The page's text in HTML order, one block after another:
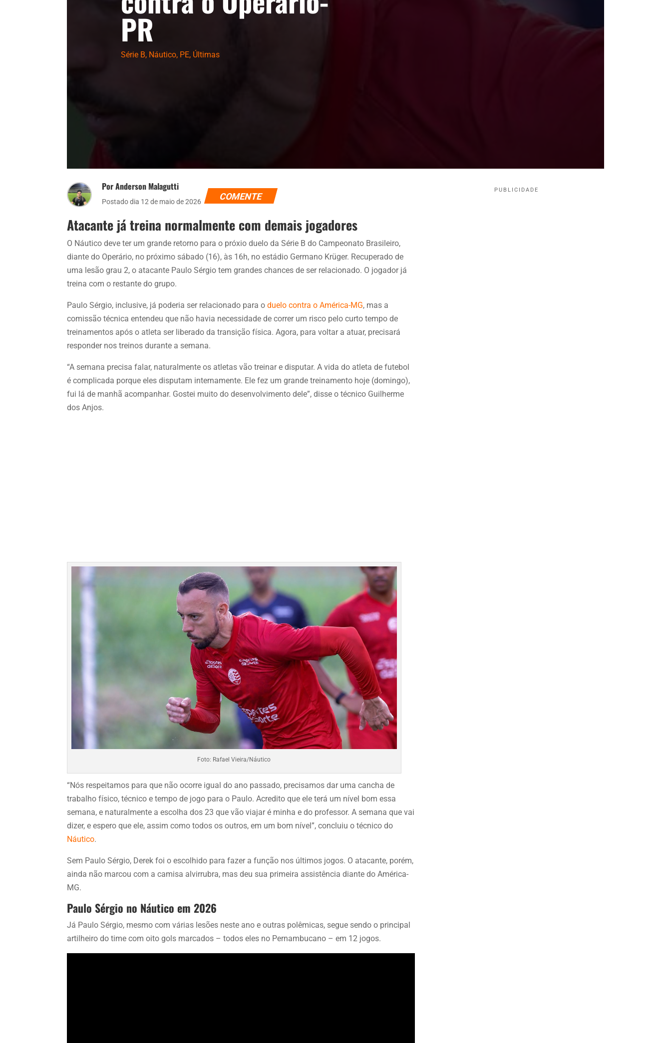
PR
Série B, Náutico, PE, Últimas
Por Anderson Malagutti
Postado dia 12 de maio de 2026 COMENTE
Atacante já treina normalmente com demais jogadores
O Náutico deve ter um grande retorno para o próxio duelo da Série B do Campeonato Brasileiro,
diante do Operário, no próximo sábado (16), às 16h, no estádio Germano Krüger. Recuperado de
uma lesão grau 2, o atacante Paulo Sérgio tem grandes chances de ser relacionado. O jogador já
treina com o restante do grupo.
Paulo Sérgio, inclusive, já poderia ser relacionado para oduelo contra o América-MG, mas a
comissão técnica entendeu que não havia necessidade de correr um risco pelo curto tempo de
treinamentos após o atleta ser liberado da transição física. Agora, para voltar a atuar, precisará
responder nos treinos durante a semana.
“A semana precisa falar, naturalmente os atletas vão treinar e disputar. A vida do atleta de futebol
é complicada porque eles disputam internamente. Ele fez um grande treinamento hoje (domingo),
fui lá de manhã acompanhar. Gostei muito do desenvolvimento dele”, disse o técnico Guilherme
dos Anjos.
Foto: Rafael Vieira/Náutico
“Nós respeitamos para que não ocorre igual do ano passado, precisamos dar uma cancha de
trabalho físico, técnico e tempo de jogo para o Paulo. Acredito que ele terá um nível bom essa
semana, e naturalmente a escolha dos 23 que vão viajar é minha e do professor. A semana que vai
dizer, e espero que ele, assim como todos os outros, em um bom nível”, concluiu o técnico do
Náutico.
Sem Paulo Sérgio, Derek foi o escolhido para fazer a função nos últimos jogos. O atacante, porém,
ainda não marcou com a camisa alvirrubra, mas deu sua primeira assistência diante do América-
MG.
Paulo Sérgio no Náutico em 2026
Já Paulo Sérgio, mesmo com várias lesões neste ano e outras polêmicas, segue sendo o principal
artilheiro do time com oito gols marcados – todos eles no Pernambucano – em 12 jogos.
PUBLICIDADE